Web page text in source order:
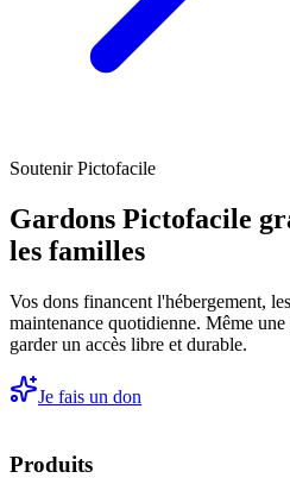
Soutenir Pictofacile
Gardons Pictofacile
les familles
Vos dons financent l'hébergement,
maintenance quotidienne. Même
garder un accès libre et durable.
Je fais un don
Produits